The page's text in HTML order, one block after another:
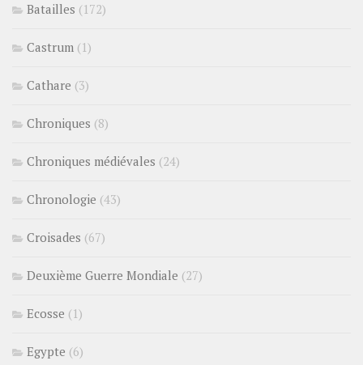
Batailles (172)
Castrum (1)
Cathare (3)
Chroniques (8)
Chroniques médiévales (24)
Chronologie (43)
Croisades (67)
Deuxième Guerre Mondiale (27)
Ecosse (1)
Egypte (6)